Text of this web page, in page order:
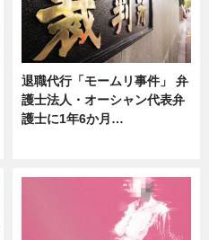
退職代行「モームリ事件」 弁
護士法人・オーシャン代表弁
護士に1年6か月…